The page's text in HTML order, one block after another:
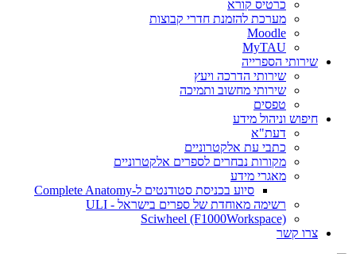
כרטיס קורא
מערכת להזמנת חדרי קבוצות
Moodle
MyTAU
שירותי הספרייה
שירותי הדרכה ויעץ
שירותי מחשוב ותמיכה
טפסים
חיפוש וניהול מידע
דעת"א
כתבי עת אלקטרוניים
מקורות נבחרים לספרים אלקטרוניים
מאגרי מידע
סיוע בכניסת סטודנטים ל-Complete Anatomy
רשימה מאוחדת של ספרים בישראל - ULI
Sciwheel (F1000Workspace)
צרו קשר